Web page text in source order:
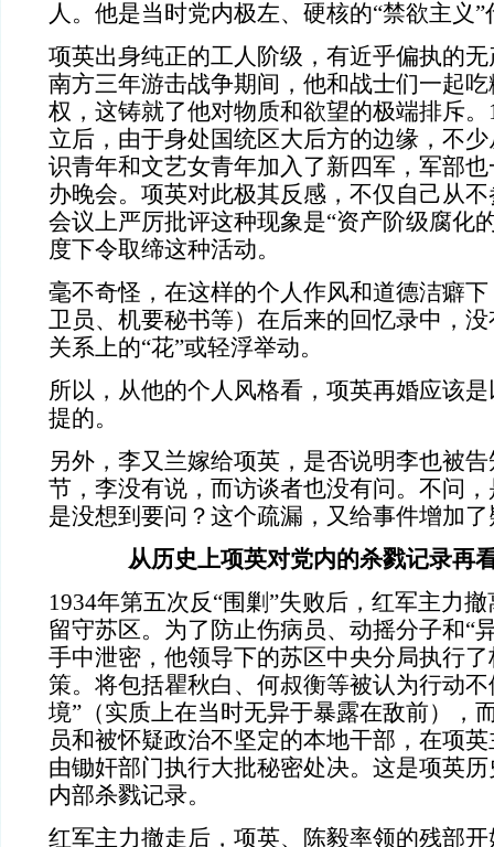
人。他是当时党内极左、硬核的“禁欲主义”
项英出身纯正的工人阶级，有近乎偏执的
南方三年游击战争期间，他和战士们一起
权，这铸就了他对物质和欲望的极端排斥
立后，由于身处国统区大后方的边缘，不
识青年和文艺女青年加入了新四军，军部
办晚会。项英对此极其反感，不仅自己从
会议上严厉批评这种现象是“资产阶级腐化
度下令取缔这种活动。
毫不奇怪，在这样的个人作风和道德洁癖
卫员、机要秘书等）在后来的回忆录中，
关系上的“花”或轻浮举动。
所以，从他的个人风格看，项英再婚应该
提的。
另外，李又兰嫁给项英，是否说明李也被
节，李没有说，而访谈者也没有问。不问
是没想到要问？这个疏漏，又给事件增加
从历史上项英对党内的杀戮记录再
1934年第五次反“围剿”失败后，红军主力
留守苏区。为了防止伤病员、动摇分子和“
手中泄密，他领导下的苏区中央分局执行
策。将包括瞿秋白、何叔衡等被认为行动
境”（实质上在当时无异于暴露在敌前），
员和被怀疑政治不坚定的本地干部，在项
由锄奸部门执行大批秘密处决。这是项英
内部杀戮记录。
红军主力撤走后，项英、陈毅率领的残部